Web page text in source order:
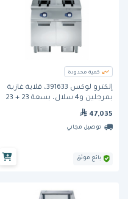
كمية محدودة
إلكترو لوكس 391633، قلاية غازية
بمرجلين و4 سلال، بسعة 23 + 23
47,035
توصيل مجاني
بائع موثق